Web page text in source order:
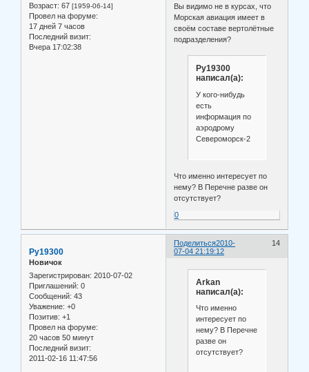
Возраст: 67 [1959-06-14]
Провел на форуме:
17 дней 7 часов
Последний визит:
Вчера 17:02:38
Вы видимо не в курсах, что
Морская авиация имеет в
своём составе вертолётные
подразделения?
Ру19300
написал(а):
У кого-нибудь
есть
информация по
аэродрому
Североморск-2
Что именно интересует по
нему? В Перечне разве он
отсутствует?
0
Поделиться 14
2010-
07-04 21:19:12
Ру19300
Новичок
Зарегистрирован: 2010-07-02
Приглашений: 0
Сообщений: 43
Уважение: +0
Позитив: +1
Провел на форуме:
20 часов 50 минут
Последний визит:
2011-02-16 11:47:56
Arkan
написал(а):
Что именно
интересует по
нему? В Перечне
разве он
отсутствует?